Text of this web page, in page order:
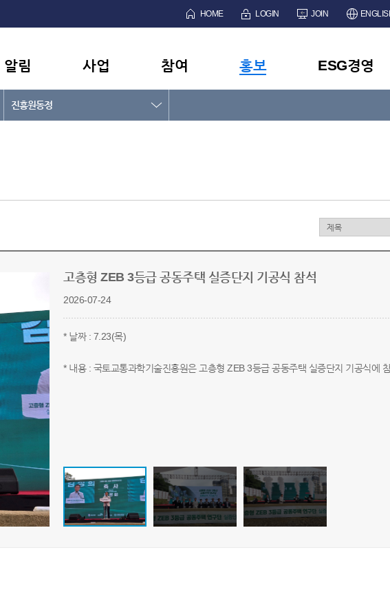
HOME LOGIN JOIN
알림 사업 참여 홍보 ESG경영
진흥원동정
고층형 ZEB 3등급 공동주택 실증단지 기공식 참석
2026-07-24
* 날짜 : 7.23(목)
* 내용 : 국토교통과학기술진흥원은 고층형 ZEB 3등급 공동주택 실증단지 기공식에